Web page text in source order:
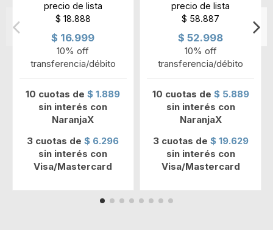
precio de lista
$ 18.888
$ 16.999
10% off
transferencia/débito
10 cuotas de$ 1.889
sin interés con
NaranjaX
3 cuotas de$ 6.296
sin interés con
Visa/Mastercard
precio de lista
$ 58.887
$ 52.998
10% off
transferencia/débito
10 cuotas de $ 5.889
sin interés con
NaranjaX
3 cuotas de $ 19.629
sin interés con
Visa/Mastercard